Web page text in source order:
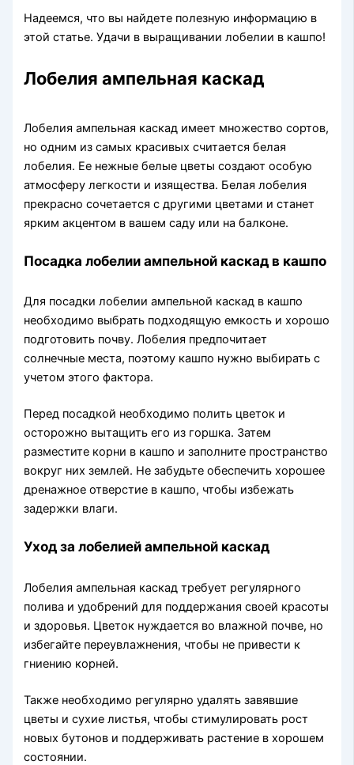
Надеемся, что вы найдете полезную информацию в
этой статье. Удачи в выращивании лобелии в кашпо!
Лобелия ампельная каскад
Лобелия ампельная каскад имеет множество сортов,
но одним из самых красивых считается белая
лобелия. Ее нежные белые цветы создают особую
атмосферу легкости и изящества. Белая лобелия
прекрасно сочетается с другими цветами и станет
ярким акцентом в вашем саду или на балконе.
Посадка лобелии ампельной каскад в кашпо
Для посадки лобелии ампельной каскад в кашпо
необходимо выбрать подходящую емкость и хорошо
подготовить почву. Лобелия предпочитает
солнечные места, поэтому кашпо нужно выбирать с
учетом этого фактора.
Перед посадкой необходимо полить цветок и
осторожно вытащить его из горшка. Затем
разместите корни в кашпо и заполните пространство
вокруг них землей. Не забудьте обеспечить хорошее
дренажное отверстие в кашпо, чтобы избежать
задержки влаги.
Уход за лобелией ампельной каскад
Лобелия ампельная каскад требует регулярного
полива и удобрений для поддержания своей красоты
и здоровья. Цветок нуждается во влажной почве, но
избегайте переувлажнения, чтобы не привести к
гниению корней.
Также необходимо регулярно удалять завявшие
цветы и сухие листья, чтобы стимулировать рост
новых бутонов и поддерживать растение в хорошем
состоянии.